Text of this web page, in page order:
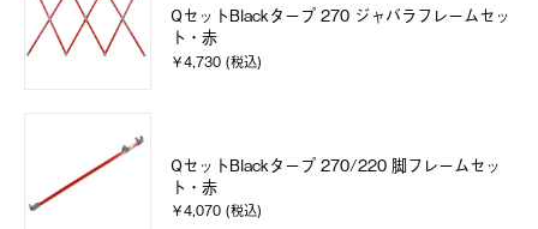
QセットBlackタープ 270 ジャバラフレームセッ
ト・赤
￥4,730 (税込)
QセットBlackタープ 270/220 脚フレームセッ
ト・赤
￥4,070 (税込)